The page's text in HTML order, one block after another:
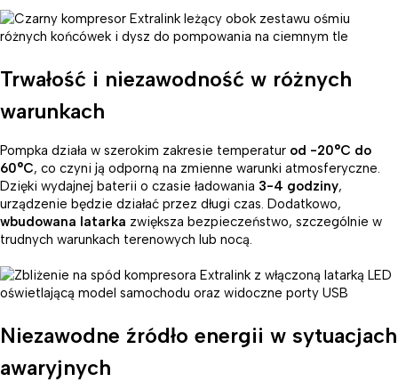
Trwałość i niezawodność w różnych
warunkach
Pompka działa w szerokim zakresie temperatur od -20°C do
60°C, co czyni ją odporną na zmienne warunki atmosferyczne.
Dzięki wydajnej baterii o czasie ładowania 3-4 godziny,
urządzenie będzie działać przez długi czas. Dodatkowo,
wbudowana latarka zwiększa bezpieczeństwo, szczególnie w
trudnych warunkach terenowych lub nocą.
Niezawodne źródło energii w sytuacjach
awaryjnych